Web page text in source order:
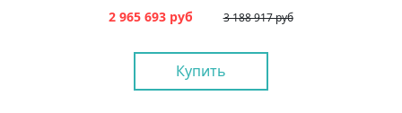
3 188 917 руб
2 965 693 руб
Купить